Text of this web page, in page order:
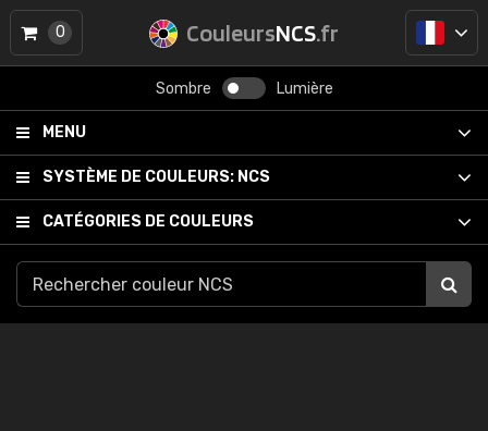
CouleursNCS.fr
Sombre Lumière
MENU
SYSTÈME DE COULEURS: NCS
CATÉGORIES DE COULEURS
0